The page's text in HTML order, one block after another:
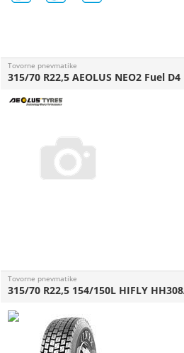
Tovorne pnevmatike
315/70 R22,5 AEOLUS NEO2 Fuel D4
Tovorne pnevmatike
315/70 R22,5 154/150L HIFLY